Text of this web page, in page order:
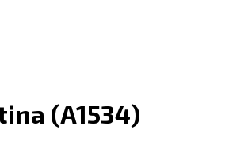
(A1534)